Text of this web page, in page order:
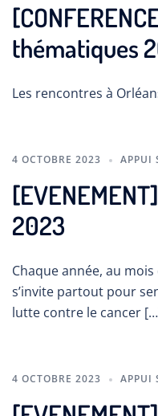
thématiques
Les rencontres à
4 OCTOBRE 2023 APPUI
2023
Chaque année, au
s’invite partout pour
lutte contre le cancer
4 OCTOBRE 2023 APPUI